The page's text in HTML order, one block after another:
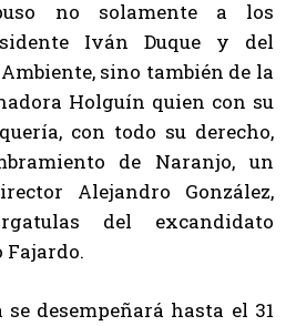
no solamente a los
Iván Duque y del
sino también de la
Holguín quien con su
con todo su derecho,
de Naranjo, un
Alejandro González,
del excandidato
Fajardo.
desempeñará hasta el 31